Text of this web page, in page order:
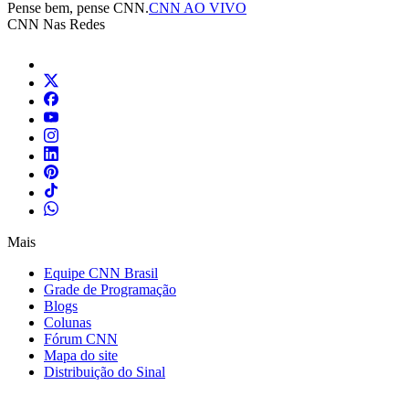
Pense bem, pense CNN.CNN AO VIVO
CNN Nas Redes
Mais
Equipe CNN Brasil
Grade de Programação
Blogs
Colunas
Fórum CNN
Mapa do site
Distribuição do Sinal